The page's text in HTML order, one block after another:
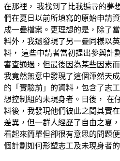
在那裡， 我找到了比我遍尋的夢
們在夏日以前所填寫的原始申請
成一疊檔案。更理想的是，除了
料外，我還發現了另一疊同樣以
料， 這些申請者當初提出參與計
審查通過，但最後因為某些因素
我竟然無意中發現了這個渾然天
的「實驗前」的資料，包含了志
想控制組的未現身者。日後， 在
料後，我發現他們彼此之間其實
差異，但一群人經歷了自由之夏
看起來簡單但卻很有意思的問題
個計劃如何形塑志工及未現身者